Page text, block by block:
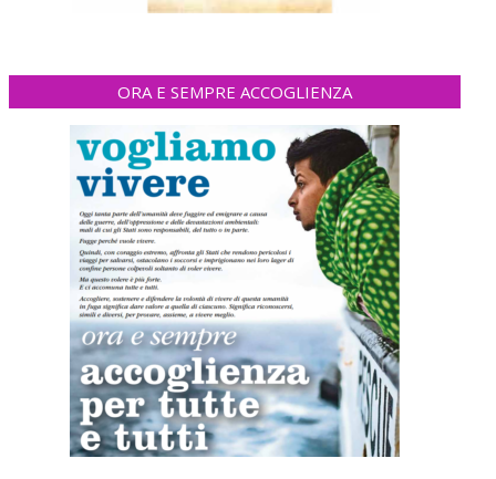
ORA E SEMPRE ACCOGLIENZA